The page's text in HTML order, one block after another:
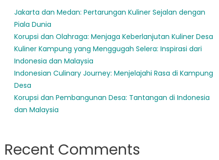
Jakarta dan Medan: Pertarungan Kuliner Sejalan dengan
Piala Dunia
Korupsi dan Olahraga: Menjaga Keberlanjutan Kuliner Desa
Kuliner Kampung yang Menggugah Selera: Inspirasi dari
Indonesia dan Malaysia
Indonesian Culinary Journey: Menjelajahi Rasa di Kampung
Desa
Korupsi dan Pembangunan Desa: Tantangan di Indonesia
dan Malaysia
Recent Comments